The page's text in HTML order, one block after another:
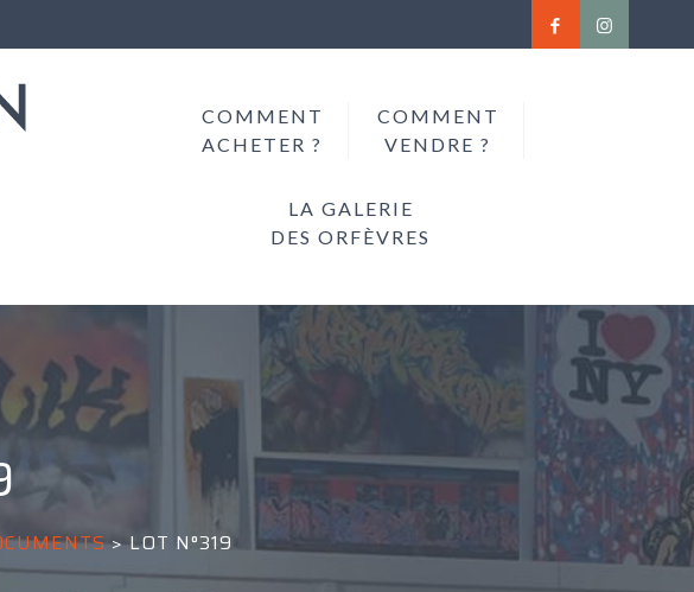
COMMENT
ACHETER ?
COMMENT
VENDRE ?
LA GALERIE
DES ORFÈVRES
>LOT N°319